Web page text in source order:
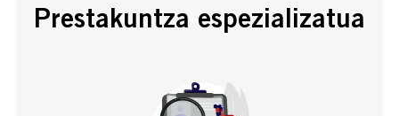
Prestakuntza espezializatua